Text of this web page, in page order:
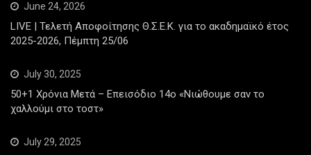
June 24, 2026
LIVE | Τελετή Αποφοίτησης Θ.Σ.Ε.Κ. για το ακαδημαϊκό έτος
2025-2026, Πέμπτη 25/06
July 30, 2025
50+1 Χρόνια Μετά – Επεισόδιο 14ο «Νιώθουμε σαν το
χαλλούμι στο τοστ»
July 29, 2025